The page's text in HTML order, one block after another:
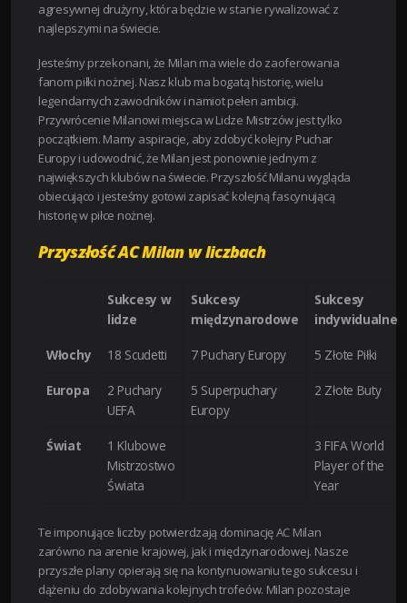
agresywnej drużyny, która będzie w stanie rywalizować z
najlepszymi na świecie.
Jesteśmy przekonani, że Milan ma wiele do zaoferowania
fanom piłki nożnej. Nasz klub ma bogatą historię, wielu
legendarnych zawodników i namiot pełen ambicji.
Przywrócenie Milanowi miejsca w Lidze Mistrzów jest tylko
początkiem. Mamy aspiracje, aby zdobyć kolejny Puchar
Europy i udowodnić, że Milan jest ponownie jednym z
największych klubów na świecie. Przyszłość Milanu wygląda
obiecująco i jesteśmy gotowi zapisać kolejną fascynującą
historię w piłce nożnej.
Przyszłość AC Milan w liczbach
Sukcesy w
lidze
Sukcesy
międzynarodowe
Sukcesy
indywidualne
Włochy 18 Scudetti 7 Puchary Europy 5 Złote Piłki
Europa
2 Puchary
UEFA
5 Superpuchary
Europy
2 Złote Buty
Świat
1 Klubowe
Mistrzostwo
Świata
3 FIFA World
Player of the
Year
Te imponujące liczby potwierdzają dominację AC Milan
zarówno na arenie krajowej, jak i międzynarodowej. Nasze
przyszłe plany opierają się na kontynuowaniu tego sukcesu i
dążeniu do zdobywania kolejnych trofeów. Milan pozostaje